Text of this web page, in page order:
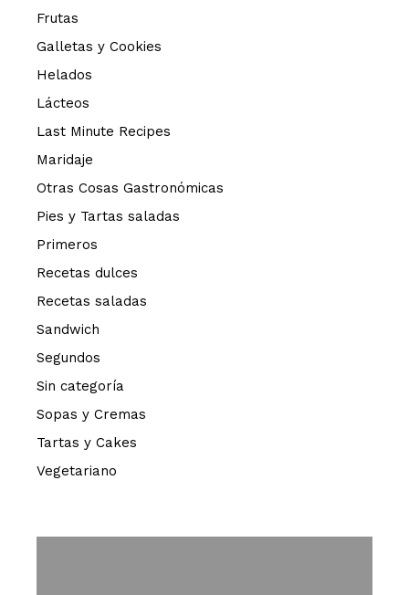
Frutas
Galletas y Cookies
Helados
Lácteos
Last Minute Recipes
Maridaje
Otras Cosas Gastronómicas
Pies y Tartas saladas
Primeros
Recetas dulces
Recetas saladas
Sandwich
Segundos
Sin categoría
Sopas y Cremas
Tartas y Cakes
Vegetariano